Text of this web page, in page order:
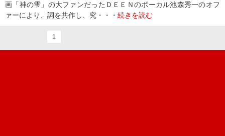
画「神の雫」の大ファンだったＤＥＥＮのボーカル池森秀一のオフ
ァーにより、詞を共作し、究・・・ 続きを読む
1